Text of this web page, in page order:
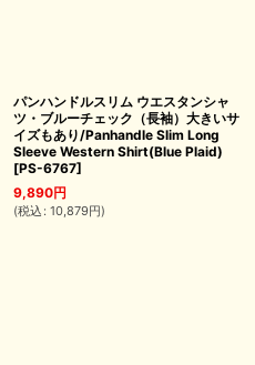
パンハンドルスリム ウエスタンシャ
ツ・ブルーチェック（長袖）大きいサ
イズもあり/Panhandle Slim Long
Sleeve Western Shirt(Blue Plaid)
[PS-6767]
9,890円
(税込 : 10,879円)